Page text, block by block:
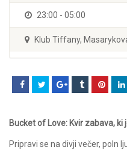
23:00 - 05:00
Klub Tiffany,
Bucket of Love: Kvir zabava,
Pripravi se na divji večer, poln